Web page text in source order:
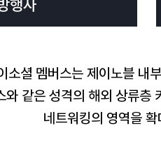
소셜 멤버스는 제이노블 내
와 같은 성격의 해외 상류층
네트워킹의 영역을